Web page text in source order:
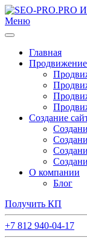
Меню
Главная
Продвижение
Создание
О компании
Блог
Получить КП
+7 812 940-04-17